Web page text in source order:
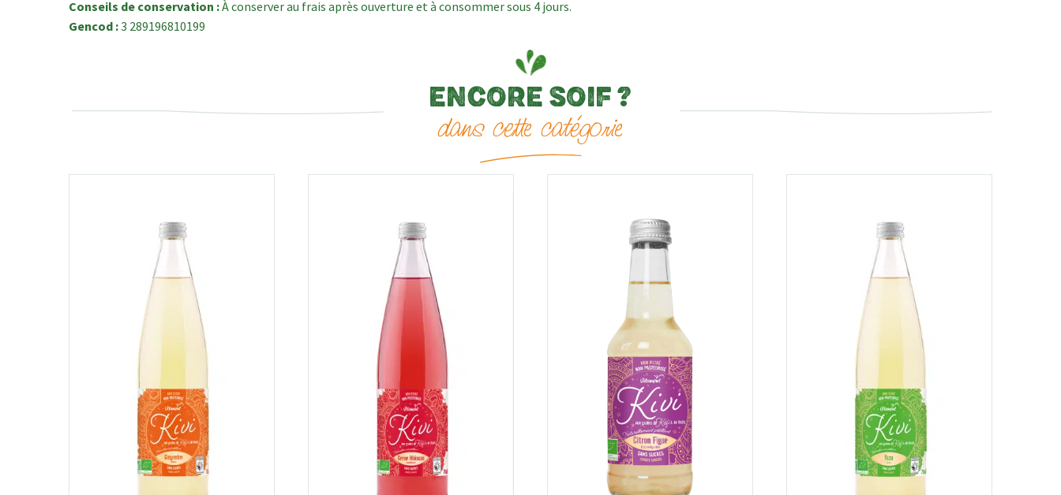
ENCORE SOIF ?
dans cette catégorie
Conseils de conservation :À conserver au frais après ouverture et à consommer sous 4 jours.
Gencod :3 289196810199